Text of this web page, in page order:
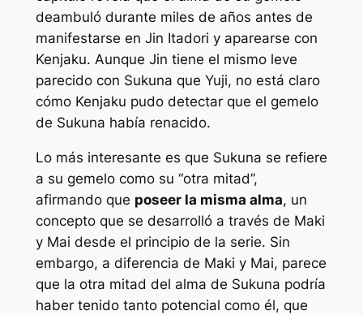
deambuló durante miles de años antes de
manifestarse en Jin Itadori y aparearse con
Kenjaku. Aunque Jin tiene el mismo leve
parecido con Sukuna que Yuji, no está claro
cómo Kenjaku pudo detectar que el gemelo
de Sukuna había renacido.
Lo más interesante es que Sukuna se refiere
a su gemelo como su “otra mitad”,
afirmando que poseer la misma alma, un
concepto que se desarrolló a través de Maki
y Mai desde el principio de la serie. Sin
embargo, a diferencia de Maki y Mai, parece
que la otra mitad del alma de Sukuna podría
haber tenido tanto potencial como él, que